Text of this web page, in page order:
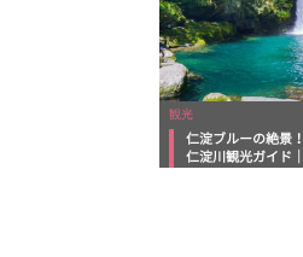
観光
仁淀ブルーの絶景
仁淀川観光ガイド